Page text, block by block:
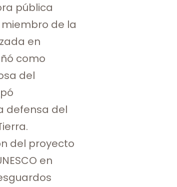
pública
de la
en
como
del
defensa del
del proyecto
en